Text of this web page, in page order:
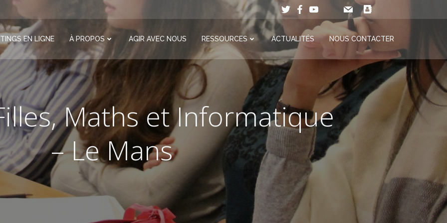
EN LIGNE À PROPOS AGIR AVEC NOUS RESSOURCES ACTUALITÉS NOUS CONTACTER
Maths et Informatique
– Le Mans